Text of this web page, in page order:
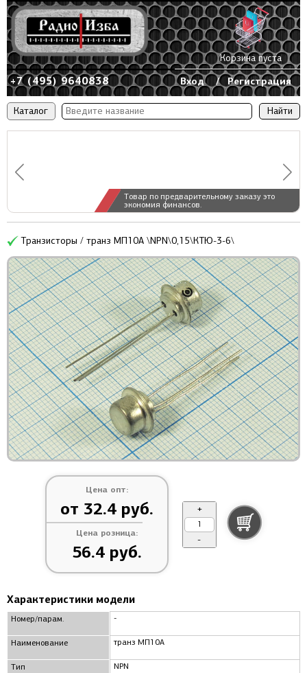
Каталог
Товар по предварительному заказу это
экономия финансов.
+7 (495) 9640838 Вход / Регистрация
Корзина пуста
Транзисторы / транз МП10А \NPN\0,15\КТЮ-3-6\
Цена опт:
от 32.4 руб.
Цена розница:
56.4 руб.
+
-
Характеристики модели
Номер/парам.
Наименование
Тип
-
транз МП10А
NPN